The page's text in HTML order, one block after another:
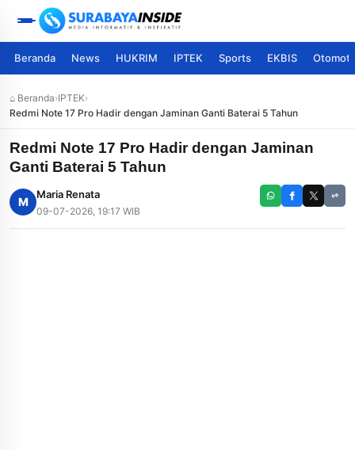
Beranda News HUKRIM IPTEK Sports EKBIS
⌂ Beranda›IPTEK›
Redmi Note 17 Pro Hadir dengan Jaminan Ganti Baterai 5 Tahun
Redmi Note 17 Pro Hadir dengan Jaminan
Ganti Baterai 5 Tahun
M
Maria Renata
09-07-2026, 19:17 WIB